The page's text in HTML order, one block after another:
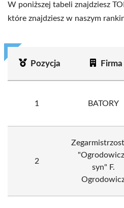
W poniższej tabeli znajdziesz
które znajdziesz w naszym
Pozycja Firma
1 BATORY
2
syn" F.